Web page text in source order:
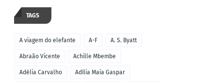
TAGS
A viagem do elefante A-F A. S. Byatt
Abraão Vicente Achille Mbembe
Adélia Carvalho Adília Maia Gaspar